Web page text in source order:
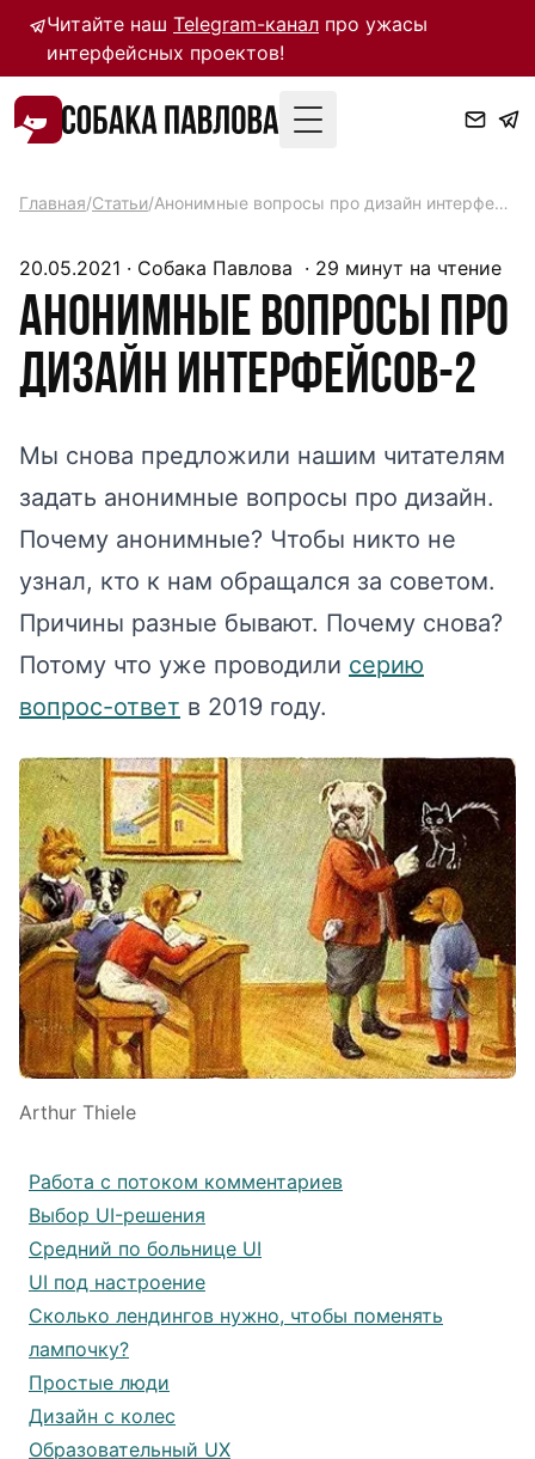
Читайте нашTelegram-канал про ужасы
интерфейсных проектов!
Toggle Menu
Главная/Статьи/ Анонимные вопросы про дизайн интерфейсов-2
20.05.2021 · Собака Павлова · 29 минут на чтение
Анонимные вопросы про
дизайн интерфейсов-2
Мы снова предложили нашим читателям
задать анонимные вопросы про дизайн.
Почему анонимные? Чтобы никто не
узнал, кто к нам обращался за советом.
Причины разные бывают. Почему снова?
Потому что уже проводили серию
вопрос-ответ в 2019 году.
Arthur Thiele
Работа с потоком комментариев
Выбор UI-решения
Средний по больнице UI
UI под настроение
Сколько лендингов нужно, чтобы поменять
лампочку?
Простые люди
Дизайн с колес
Образовательный UX